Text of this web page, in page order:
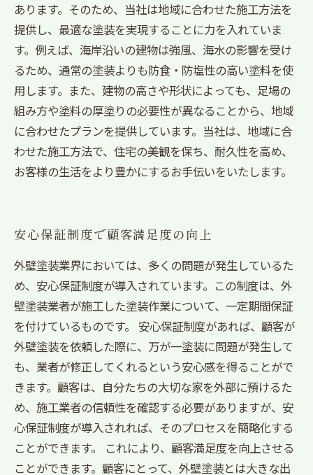
あります。そのため、当社は地域に合わせた施工方法を
提供し、最適な塗装を実現することに力を入れていま
す。例えば、海岸沿いの建物は強風、海水の影響を受け
るため、通常の塗装よりも防食・防塩性の高い塗料を使
用します。また、建物の高さや形状によっても、足場の
組み方や塗料の厚塗りの必要性が異なることから、地域
に合わせたプランを提供しています。当社は、地域に合
わせた施工方法で、住宅の美観を保ち、耐久性を高め、
お客様の生活をより豊かにするお手伝いをいたします。
安心保証制度で顧客満足度の向上
外壁塗装業界においては、多くの問題が発生しているた
め、安心保証制度が導入されています。この制度は、外
壁塗装業者が施工した塗装作業について、一定期間保証
を付けているものです。 安心保証制度があれば、顧客が
外壁塗装を依頼した際に、万が一塗装に問題が発生して
も、業者が修正してくれるという安心感を得ることがで
きます。顧客は、自分たちの大切な家を外部に預けるた
め、施工業者の信頼性を確認する必要がありますが、安
心保証制度が導入されれば、そのプロセスを簡略化する
ことができます。 これにより、顧客満足度を向上させる
ことができます。顧客にとって、外壁塗装とは大きな出